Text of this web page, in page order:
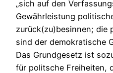
„sich auf den
Gewährleistung
zurück(zu)besinnen; die
sind der demokratische
Das Grundgesetz ist
für politsche Freiheiten,